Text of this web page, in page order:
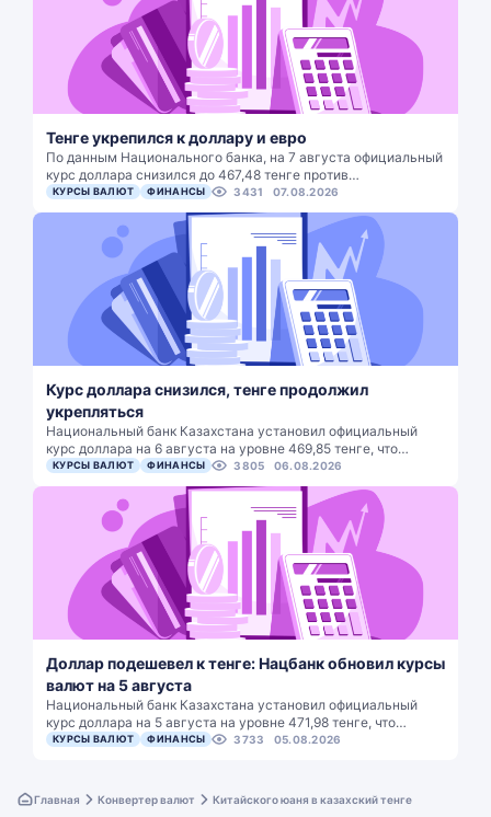
Тенге укрепился к доллару и евро
По данным Национального банка, на 7 августа официальный
курс доллара снизился до 467,48 тенге против…
КУРСЫ ВАЛЮТ ФИНАНСЫ 3431 07.08.2026
Курс доллара снизился, тенге продолжил
укрепляться
Национальный банк Казахстана установил официальный
курс доллара на 6 августа на уровне 469,85 тенге, что…
КУРСЫ ВАЛЮТ ФИНАНСЫ 3805 06.08.2026
Доллар подешевел к тенге: Нацбанк обновил курсы
валют на 5 августа
Национальный банк Казахстана установил официальный
курс доллара на 5 августа на уровне 471,98 тенге, что…
КУРСЫ ВАЛЮТ ФИНАНСЫ 3733 05.08.2026
Главная Конвертер валют Китайского юаня в казахский тенге